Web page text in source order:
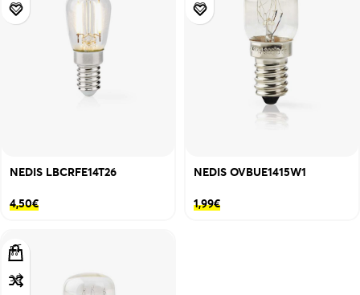
NEDIS LBCRFE14T26
4,50€
NEDIS OVBUE1415W1
1,99€